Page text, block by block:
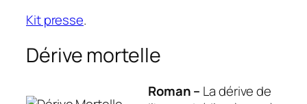
Kit presse.
Dérive mortelle
Roman – La dérive de